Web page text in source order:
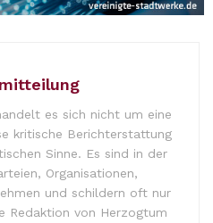
es sich nicht um eine
kritische Berichterstattung
Sinne. Es sind in der
Organisationen,
und schildern oft nur
Redaktion von Herzogtum